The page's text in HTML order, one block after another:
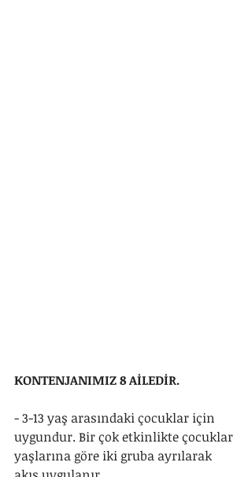
KONTENJANIMIZ 8 AİLEDİR.
- 3-13 yaş arasındaki çocuklar için
uygundur. Bir çok etkinlikte çocuklar
yaşlarına göre iki gruba ayrılarak